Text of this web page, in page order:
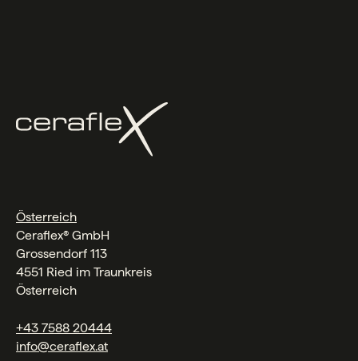
Österreich
Ceraflex® GmbH
Grossendorf 113
4551 Ried im Traunkreis
Österreich
+43 7588 20444
info@ceraflex.at